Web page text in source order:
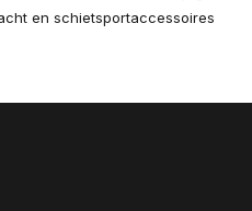
en schietsportaccessoires